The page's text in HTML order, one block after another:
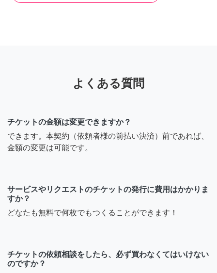
よくある質問
チケットの金額は変更できますか？
できます。本契約（依頼者様の前払い決済）前であれば、
金額の変更は可能です。
サービスやリクエストのチケットの発行に費用はかかりま
すか？
どなたも無料で何枚でもつくることができます！
チケットの依頼相談をしたら、必ず買わなくてはいけない
のですか？